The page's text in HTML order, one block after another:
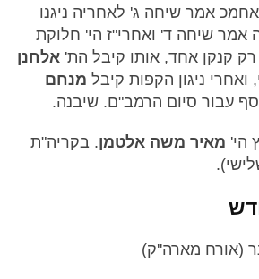
אמר שיחה ג' לאחריה ניגנו
אמר שיחה ד' ואחרי"ז הי' חלוקת
קנקן אחד, אותו קיבל הת' אלחנן
ואחרי ניגון הקפות קיבל מנחם
עבור סיום הרמב"ם. שיבנה.
הי' מאיר משה אלטמן. בקריה"ת
(אורח מארה''ק)